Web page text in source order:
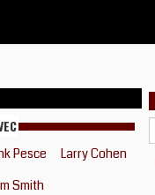
Pesce
Larry Cohen
Smith